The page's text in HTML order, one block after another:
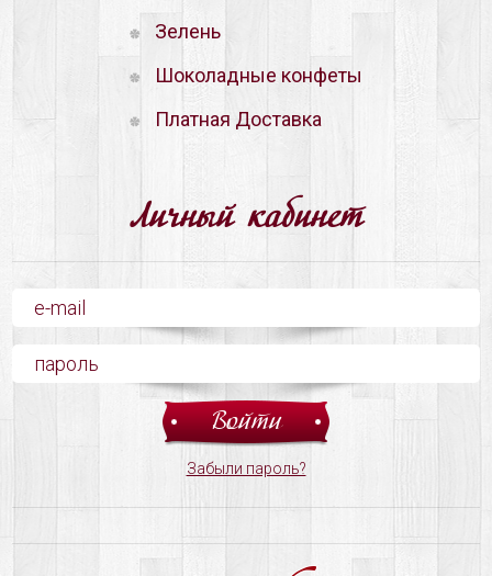
Зелень
Шоколадные конфеты
Платная Доставка
Личный кабинет
Забыли пароль?